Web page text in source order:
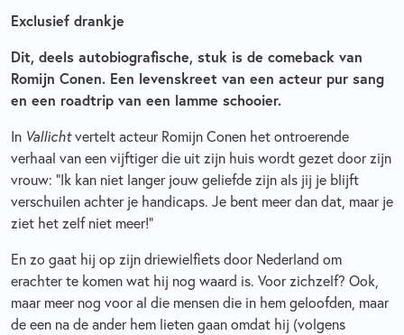
Dit, deels autobiografische, stuk is de comeback van
Romijn Conen. Een levenskreet van een acteur pur sang
en een roadtrip van een lamme schooier.
In Vallichtvertelt acteur Romijn Conen het ontroerende
verhaal van een vijftiger die uit zijn huis wordt gezet door zijn
vrouw: ”Ik kan niet langer jouw geliefde zijn als jij je blijft
verschuilen achter je handicaps. Je bent meer dan dat, maar je
ziet het zelf niet meer!”
En zo gaat hij op zijn driewielfiets door Nederland om
erachter te komen wat hij nog waard is. Voor zichzelf? Ook,
maar meer nog voor al die mensen die in hem geloofden, maar
de een na de ander hem lieten gaan omdat hij (volgens
Exclusief drankje